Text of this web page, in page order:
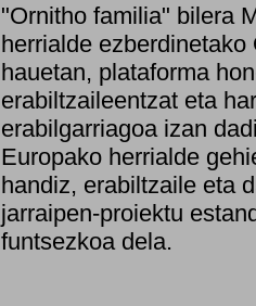
"Ornitho familia" bilera
herrialde
hauetan, plataforma
erabiltzaileentzat eta
erabilgarriagoa izan
Europako herrialde
handiz, erabiltzaile eta
jarraipen-proiektu
funtsezkoa dela.